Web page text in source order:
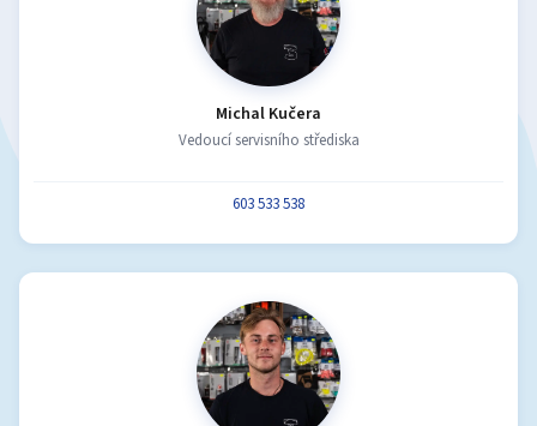
Michal Kučera
Vedoucí servisního střediska
603 533 538